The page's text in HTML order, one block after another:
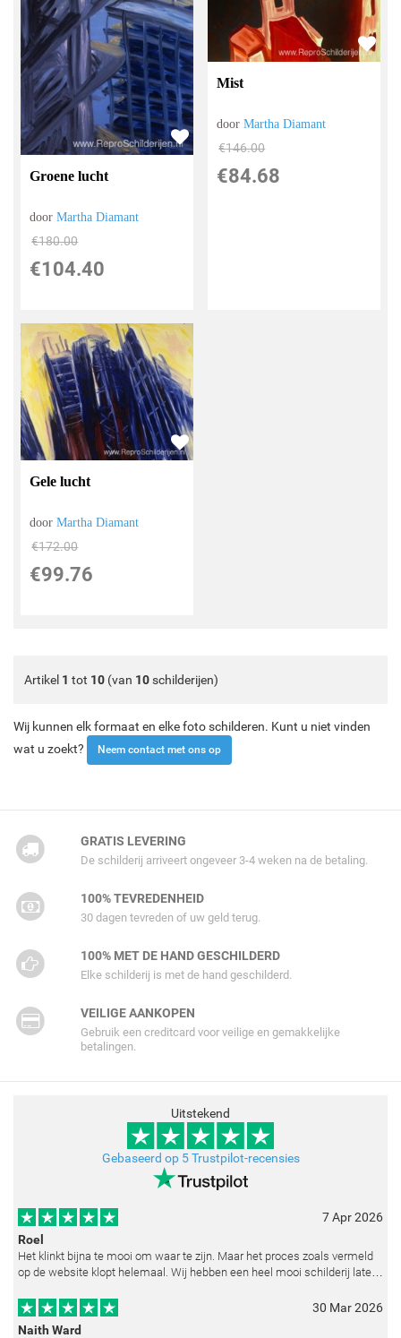
Groene lucht
doorMartha Diamant
€180.00
€104.40
Mist
doorMartha Diamant
€146.00
€84.68
Gele lucht
doorMartha Diamant
€172.00
€99.76
Artikel 1 tot 10 (van 10schilderijen)
Wij kunnen elk formaat en elke foto schilderen. Kunt u niet vinden
wat u zoekt?
Neem contact met ons op
GRATIS LEVERING
De schilderij arriveert ongeveer 3-4 weken na de betaling.
100% TEVREDENHEID
30 dagen tevreden of uw geld terug.
100% MET DE HAND GESCHILDERD
Elke schilderij is met de hand geschilderd.
VEILIGE AANKOPEN
Gebruik een creditcard voor veilige en gemakkelijke
betalingen.
Uitstekend
Gebaseerd op 5 Trustpilot-recensies
7 Apr 2026
Roel
Het klinkt bijna te mooi om waar te zijn. Maar het proces zoals vermeld
op de website klopt helemaal. Wij hebben een heel mooi schilderij laten
30 Mar 2026
Naith Ward